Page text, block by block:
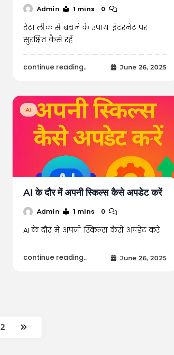
Admin 1 mins 0
डेटा लीक से बचने के उपाय: इंटरनेट पर
सुरक्षित कैसे रहें
continue reading.. June 26, 2025
AI
AI के दौर में अपनी स्किल्स कैसे अपडेट करें
Admin 1 mins 0
AI के दौर में अपनी स्किल्स कैसे अपडेट करें
continue reading.. June 26, 2025
2